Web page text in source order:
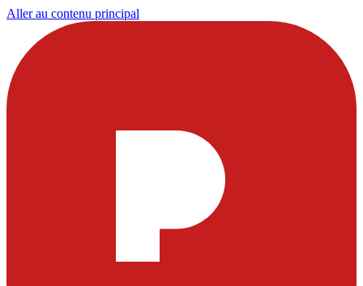
Aller au contenu principal